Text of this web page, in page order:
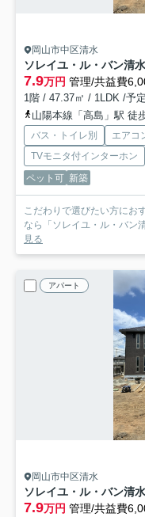
岡山市中区清水
ソレイユ・ル・バン清
7.9万円 管理/共益費
1階 / 47.37㎡ / 1LDK /予定
山陽本線「高島」駅 徒
バス・トイレ別 エアコ
TVモニタ付インターホン
ペット可 新築
こだわりで選びたい方にお
なら「ソレイユ・ル・バン
見る
アパート
岡山市中区清水
ソレイユ・ル・バン清
7.9万円 管理/共益費